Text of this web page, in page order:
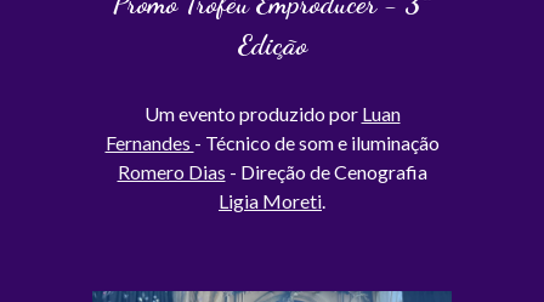
Edição
Um evento produzido por Luan
Fernandes - Técnico de som e iluminação
Romero Dias - Direção de Cenografia
Ligia Moreti